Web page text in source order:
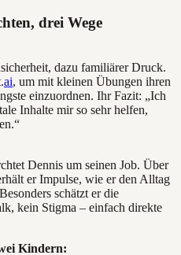
drei Wege
dazu familiärer Druck.
ai, um mit kleinen Übungen ihren
einzuordnen. Ihr Fazit: „Ich
Inhalte mir so sehr helfen,
Dennis um seinen Job. Über
er Impulse, wie er den Alltag
schätzt er die
kein Stigma – einfach direkte
Kindern: